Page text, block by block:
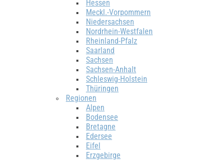
Hessen
Meckl.-Vorpommern
Niedersachsen
Nordrhein-Westfalen
Rheinland-Pfalz
Saarland
Sachsen
Sachsen-Anhalt
Schleswig-Holstein
Thüringen
Regionen
Alpen
Bodensee
Bretagne
Edersee
Eifel
Erzgebirge